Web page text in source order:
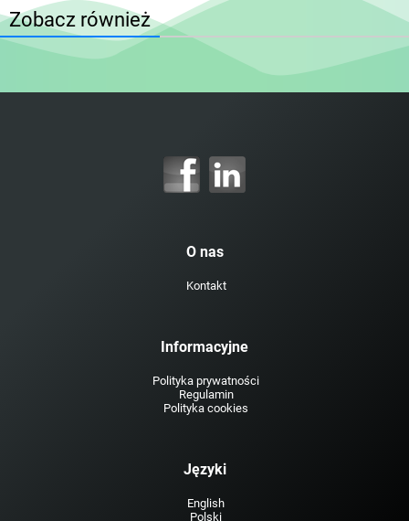
Zobacz również
O nas
Kontakt
Informacyjne
Polityka prywatności
Regulamin
Polityka cookies
Języki
English
Polski